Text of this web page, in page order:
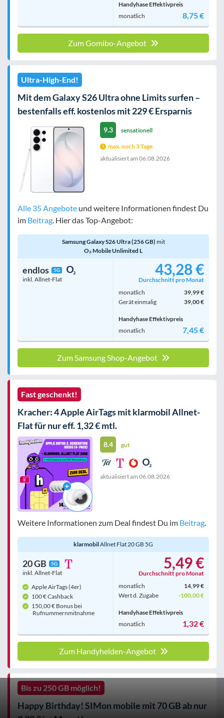
Handyhase Effektivpreis
monatlich
8,75 €
Zum Gomibo-Angebot
Ultra-High-End!
Mit dem Galaxy S26 Ultra ohne Limits surfen –
bestenfalls eff. kostenlos mit 229 € Ersparnis
9.3 sensationell
max. noch 3 Tage
aktualisiert am 06.08.2026
Alle 35 Angebote und weitere Informationen findest Du
im Beitrag. Hier das Top-Angebot:
Samsung Galaxy S26 Ultra (256 GB) mit
O₂ Mobile Unlimited L
endlos 5G
inkl. Allnet-Flat
43,28 €
Durchschnitt pro Monat
monatlich
39,99 €
Gerät einmalig
39,00 €
Handyhase Effektivpreis
monatlich
7,45 €
Zum Samsung Shop-Angebot
Fast geschenkt!
Kracher: 4 Apple AirTags mit klarmobil Allnet-
Flat für nur eff. 1,32 € mtl.
8.4 gut
aktualisiert am 06.08.2026
Weitere Informationen zum Deal findest Du im Beitrag.
klarmobilAllnet Flat 20 GB 5G
20 GB 5G
inkl. Allnet-Flat
Apple AirTags (4er)
100 € Cashback
150,00 € Bonus bei
Rufnummern­mitnahme
5,49 €
Durchschnitt pro Monat
monatlich
14,99 €
Wert d. Zugabe
-100,00 €
Handyhase Effektivpreis
monatlich
1,32 €
Zum Handyhelden-Angebot
Bis zu 250 GB möglich!
Happy Birthday! SIMon mobile mit 70 GB ab nur